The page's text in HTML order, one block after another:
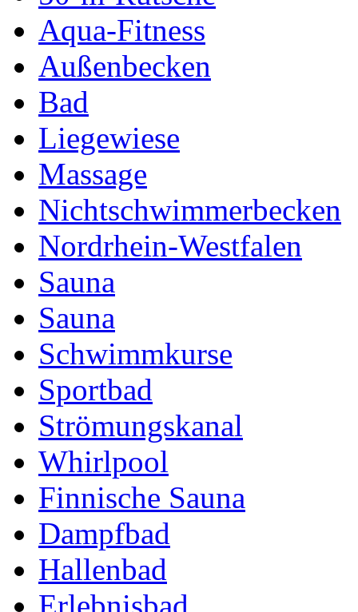
Aqua-Fitness
Außenbecken
Bad
Liegewiese
Massage
Nichtschwimmerbecken
Nordrhein-Westfalen
Sauna
Sauna
Schwimmkurse
Sportbad
Strömungskanal
Whirlpool
Finnische Sauna
Dampfbad
Hallenbad